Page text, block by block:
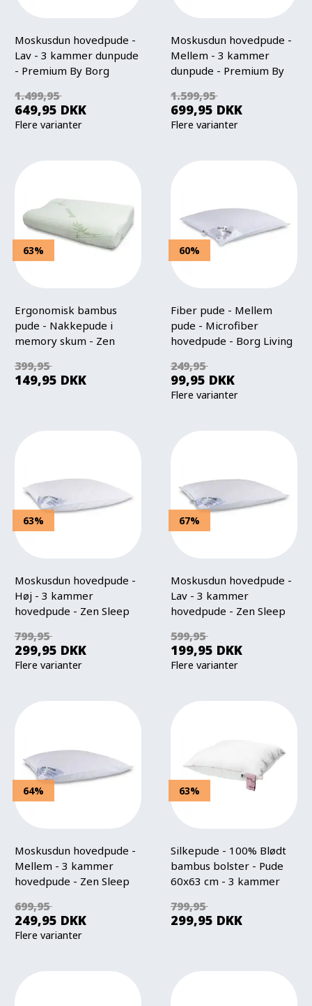
Moskusdun hovedpude -
Lav - 3 kammer dunpude
- Premium By Borg
1.499,95
649,95 DKK
Flere varianter
Moskusdun hovedpude -
Mellem - 3 kammer
dunpude - Premium By
1.599,95
699,95 DKK
Flere varianter
63%
Ergonomisk bambus
pude - Nakkepude i
memory skum - Zen
399,95
149,95 DKK
60%
Fiber pude - Mellem
pude - Microfiber
hovedpude - Borg Living
249,95
99,95 DKK
Flere varianter
63%
Moskusdun hovedpude -
Høj - 3 kammer
hovedpude - Zen Sleep
799,95
299,95 DKK
Flere varianter
67%
Moskusdun hovedpude -
Lav - 3 kammer
hovedpude - Zen Sleep
599,95
199,95 DKK
Flere varianter
64%
Moskusdun hovedpude -
Mellem - 3 kammer
hovedpude - Zen Sleep
699,95
249,95 DKK
Flere varianter
63%
Silkepude - 100% Blødt
bambus bolster - Pude
60x63 cm - 3 kammer
Borg
799,95
299,95 DKK